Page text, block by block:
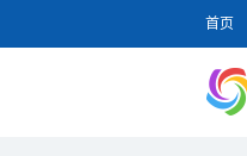
首页